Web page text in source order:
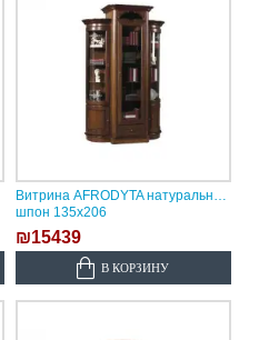
Витрина AFRODYTA натуральный
шпон 135х206
₪15439
В КОРЗИНУ